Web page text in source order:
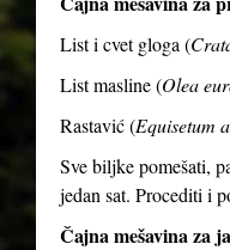
List i cvet gloga (
List masline (Olea
Rastavić (Equisetum
Sve biljke pomešati,
jedan sat. Procediti i
Čajna mešavina za